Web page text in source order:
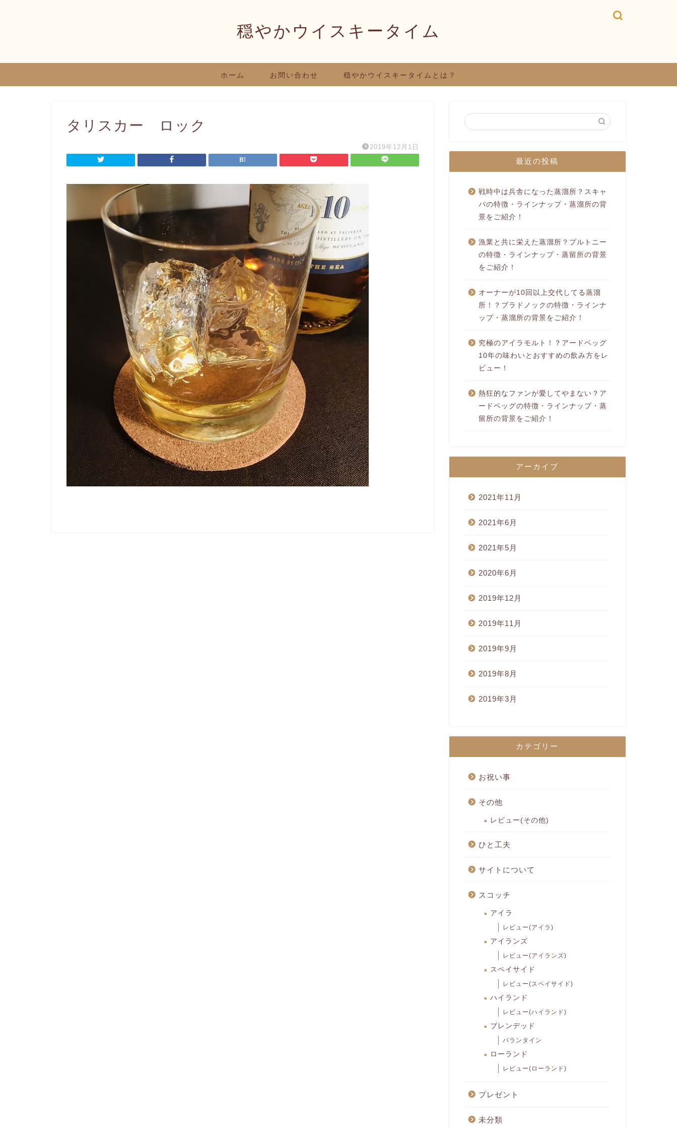
穏やかウイスキータイム
ホーム お問い合わせ 穏やかウイスキータイムとは？
タリスカー ロック
2019年12月1日
最近の投稿
戦時中は兵舎になった蒸溜所？スキャ
パの特徴・ラインナップ・蒸溜所の背
景をご紹介！
漁業と共に栄えた蒸溜所？プルトニー
の特徴・ラインナップ・蒸留所の背景
をご紹介！
オーナーが10回以上交代してる蒸溜
所！？ブラドノックの特徴・ラインナ
ップ・蒸溜所の背景をご紹介！
究極のアイラモルト！？アードベッグ
10年の味わいとおすすめの飲み方をレ
ビュー！
熱狂的なファンが愛してやまない？ア
ードベッグの特徴・ラインナップ・蒸
留所の背景をご紹介！
アーカイブ
2021年11月
2021年6月
2021年5月
2020年6月
2019年12月
2019年11月
2019年9月
2019年8月
2019年3月
カテゴリー
お祝い事
その他
レビュー(その他)
ひと工夫
サイトについて
スコッチ
アイラ
レビュー(アイラ)
アイランズ
レビュー(アイランズ)
スペイサイド
レビュー(スペイサイド)
ハイランド
レビュー(ハイランド)
ブレンデッド
バランタイン
ローランド
レビュー(ローランド)
プレゼント
未分類